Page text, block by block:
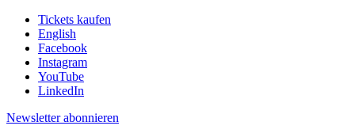
Tickets kaufen
English
Facebook
Instagram
YouTube
LinkedIn
Newsletter abonnieren